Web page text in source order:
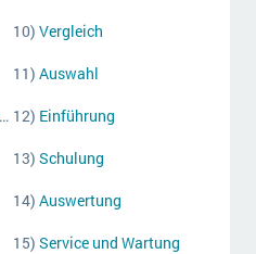
Vergleich
Auswahl
Einführung
Schulung
Auswertung
Service und Wartung